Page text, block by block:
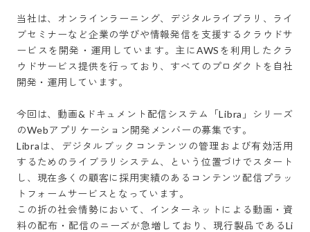
当社は、オンラインラーニング、デジタルライブラリ、ライ
ブセミナーなど企業の学びや情報発信を支援するクラウドサ
ービスを開発・運用しています。主にAWSを利用したクラ
ウドサービス提供を行っており、すべてのプロダクトを自社
開発・運用しています。
今回は、動画&ドキュメント配信システム「Libra」シリーズ
のWebアプリケーション開発メンバーの募集です。
Libraは、デジタルブックコンテンツの管理および有効活用
するためのライブラリシステム、という位置づけでスタート
し、現在多くの顧客に採用実績のあるコンテンツ配信プラッ
トフォームサービスとなっています。
この折の社会情勢において、インターネットによる動画・資
料の配布・配信のニーズが急増しており、現行製品であるLi